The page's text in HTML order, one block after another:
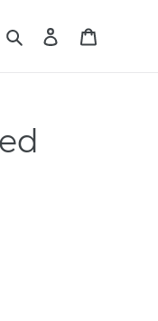
Søk Logg på